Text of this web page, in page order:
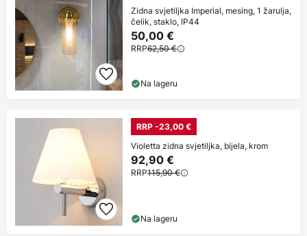
Zidna svjetiljka Imperial, mesing, 1 žarulja,
čelik, staklo, IP44
50,00 €
RRP62,50 €
Na lageru
RRP -23,00 €
Violetta zidna svjetiljka, bijela, krom
92,90 €
RRP115,90 €
Na lageru